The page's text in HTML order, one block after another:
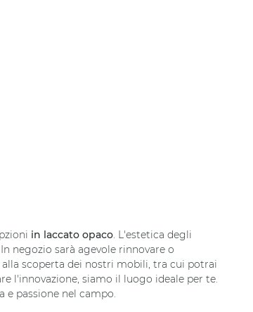
in laccato opaco. L'estetica degli
negozio sarà agevole rinnovare o
scoperta dei nostri mobili, tra cui potrai
l'innovazione, siamo il luogo ideale per te.
passione nel campo.